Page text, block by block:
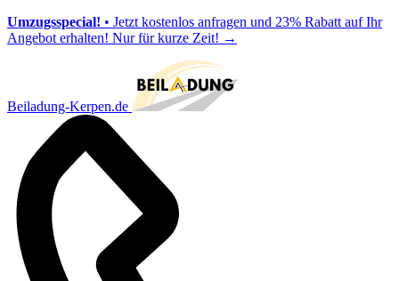
Umzugsspecial! • Jetzt kostenlos anfragen und 23% Rabatt auf Ihr
Angebot erhalten! Nur für kurze Zeit! →
Beiladung-Kerpen.de